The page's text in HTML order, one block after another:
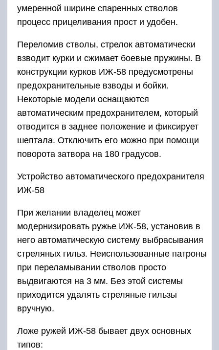
умеренной ширине спаренных стволов
процесс прицеливания прост и удобен.
Переломив стволы, стрелок автоматически
взводит курки и сжимает боевые пружины. В
конструкции курков ИЖ-58 предусмотрены
предохранительные взводы и бойки.
Некоторые модели оснащаются
автоматическим предохранителем, который
отводится в заднее положение и фиксирует
шептала. Отключить его можно при помощи
поворота затвора на 180 градусов.
Устройство автоматического предохранителя
ИЖ-58
При желании владелец может
модернизировать ружье ИЖ-58, установив в
него автоматическую систему выбрасывания
стреляных гильз. Неиспользованные патроны
при переламывании стволов просто
выдвигаются на 3 мм. Без этой системы
приходится удалять стреляные гильзы
вручную.
Ложе ружей ИЖ-58 бывает двух основных
типов: